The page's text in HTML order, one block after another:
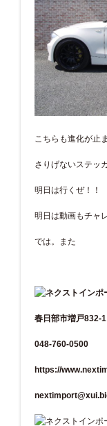
こちらも進化が止
さりげないステッ
明日は行くぜ！！
明日は動画もチャ
では。また
春日部市増戸832-1
048-760-0500
https://